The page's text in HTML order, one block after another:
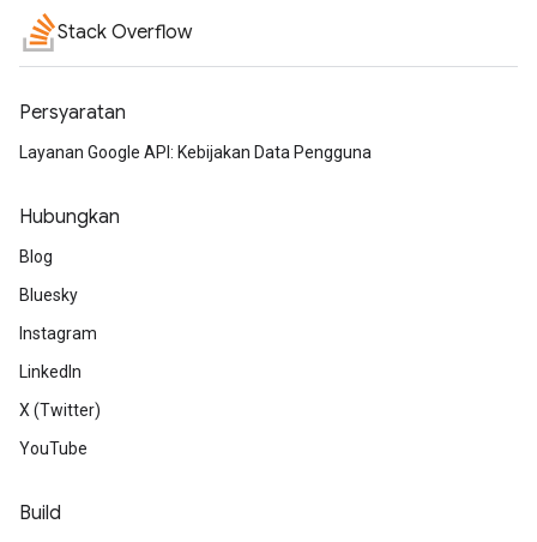
Stack Overflow
Persyaratan
Layanan Google API: Kebijakan Data Pengguna
Hubungkan
Blog
Bluesky
Instagram
LinkedIn
X (Twitter)
YouTube
Build